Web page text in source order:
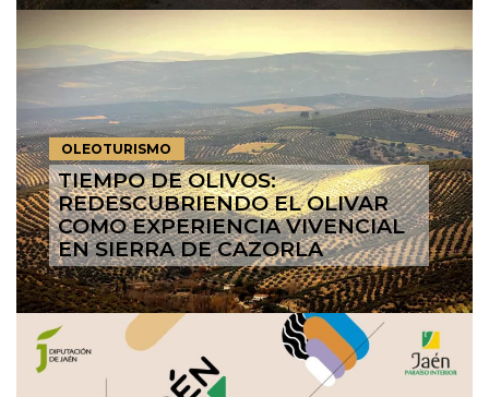
OLEOTURISMO
TIEMPO DE OLIVOS:
REDESCUBRIENDO EL OLIVAR
COMO EXPERIENCIA VIVENCIAL
EN SIERRA DE CAZORLA